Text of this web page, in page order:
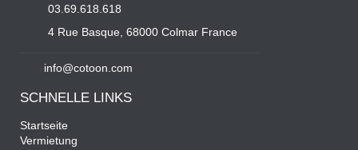
03.69.618.618
4 Rue Basque, 68000 Colmar France
info@cotoon.com
SCHNELLE LINKS
Startseite
Vermietung